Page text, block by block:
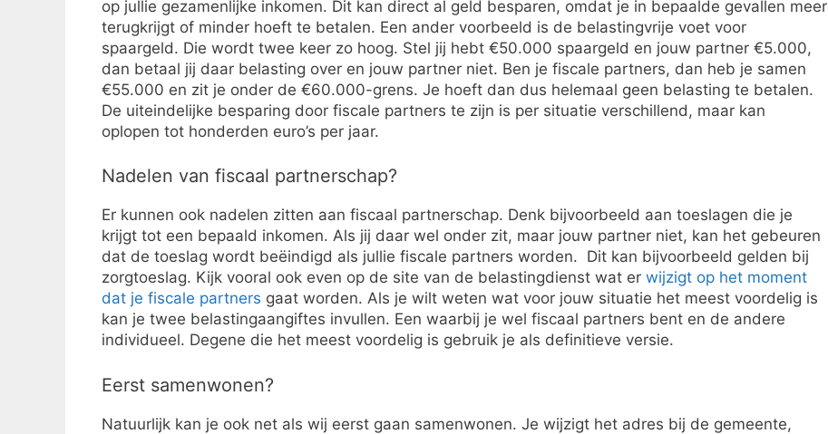
op jullie gezamenlijke inkomen. Dit kan direct al geld besparen, omdat je in bepaalde gevallen meer
terugkrijgt of minder hoeft te betalen. Een ander voorbeeld is de belastingvrije voet voor
spaargeld. Die wordt twee keer zo hoog. Stel jij hebt €50.000 spaargeld en jouw partner €5.000,
dan betaal jij daar belasting over en jouw partner niet. Ben je fiscale partners, dan heb je samen
€55.000 en zit je onder de €60.000-grens. Je hoeft dan dus helemaal geen belasting te betalen.
De uiteindelijke besparing door fiscale partners te zijn is per situatie verschillend, maar kan
oplopen tot honderden euro’s per jaar.
Nadelen van fiscaal partnerschap?
Er kunnen ook nadelen zitten aan fiscaal partnerschap. Denk bijvoorbeeld aan toeslagen die je
krijgt tot een bepaald inkomen. Als jij daar wel onder zit, maar jouw partner niet, kan het gebeuren
dat de toeslag wordt beëindigd als jullie fiscale partners worden. Dit kan bijvoorbeeld gelden bij
zorgtoeslag. Kijk vooral ook even op de site van de belastingdienst wat er wijzigt op het moment
dat je fiscale partners gaat worden. Als je wilt weten wat voor jouw situatie het meest voordelig is
kan je twee belastingaangiftes invullen. Een waarbij je wel fiscaal partners bent en de andere
individueel. Degene die het meest voordelig is gebruik je als definitieve versie.
Eerst samenwonen?
Natuurlijk kan je ook net als wij eerst gaan samenwonen. Je wijzigt het adres bij de gemeente,